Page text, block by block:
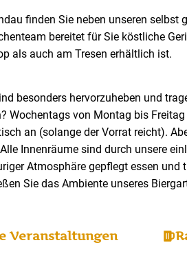
finden Sie neben unseren selbst
bereitet für Sie köstliche
als auch am Tresen erhältlich ist.
besonders hervorzuheben und
Wochentags von Montag bis
an (solange der Vorrat reicht).
Innenräume sind durch unsere
Atmosphäre gepflegt essen und
Sie das Ambiente unseres
Veranstaltungen